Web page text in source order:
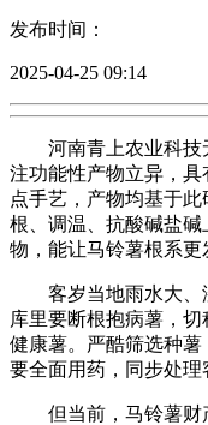
发布时间：
2025-04-25 09:14
河南青上农业科技
注功能性产物立异，
点手艺，产物均基于
根、调温、抗酸碱盐
物，能让马铃薯根系更
客岁当地雨水大、
库里要断根抱病薯，
健康薯。严酷筛选种薯
要全面用药，同步处理
但当前，马铃薯财